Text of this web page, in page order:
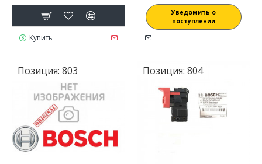
Купить
Уведомить о
поступлении
Позиция: 803 Позиция: 804